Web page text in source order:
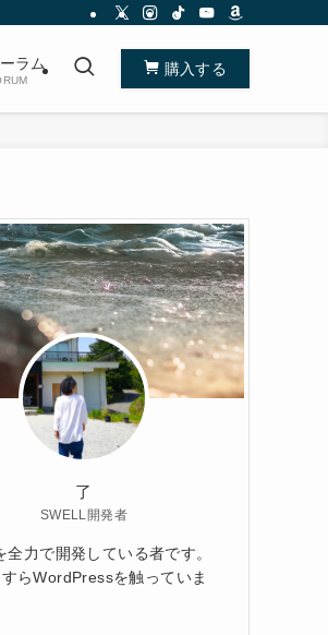
ラム 購入する
了
SWELL開発者
全力で開発している者です。
らWordPressを触っていま